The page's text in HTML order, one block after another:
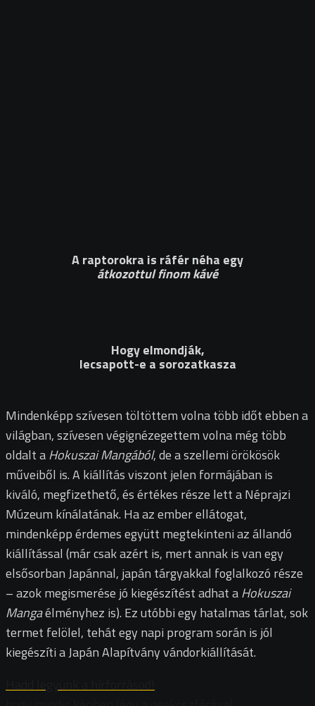
A raptorokra is ráfér néha egy
átkozottul finom kávé
Hogy elmondják,
lecsapott-e a sorozatkasza
Mindenképp szívesen töltöttem volna több időt ebben a
világban, szívesen végignézegettem volna még több
oldalt aHokuszai Mangából, de a szellemi örökösök
műveiből is. A kiállítás viszont jelen formájában is
kiváló, megfizethető, és értékes része lett a Néprajzi
Múzeum kínálatának. Ha az ember ellátogat,
mindenképp érdemes együtt megtekinteni az állandó
kiállítással (már csak azért is, mert annak is van egy
elsősorban Japánnal, japán tárgyakkal foglalkozó része
– azok megismerése jó kiegészítést adhat aHokuszai
Mangaélményhez is). Ez utóbbi egy hatalmas tárlat, sok
termet felölel, tehát egy napi program során is jól
kiegészíti a Japán Alapítvány vándorkiállítását.